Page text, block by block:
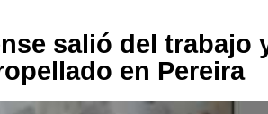
salió del trabajo
en Pereira